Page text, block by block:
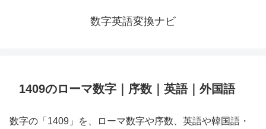
数字英語変換ナビ
1409のローマ数字｜序数｜英語｜外国語
数字の「1409」を、ローマ数字や序数、英語や韓国語・